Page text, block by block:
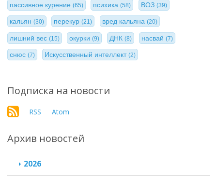
пассивное курение (65) психика(58) ВОЗ (39)
кальян (30) перекур(21) вред кальяна (20)
лишний вес (15) окурки(9) ДНК (8) насвай(7)
снюс (7) Искусственный интеллект(2)
Подписка на новости
RSS Atom
Архив новостей
2026